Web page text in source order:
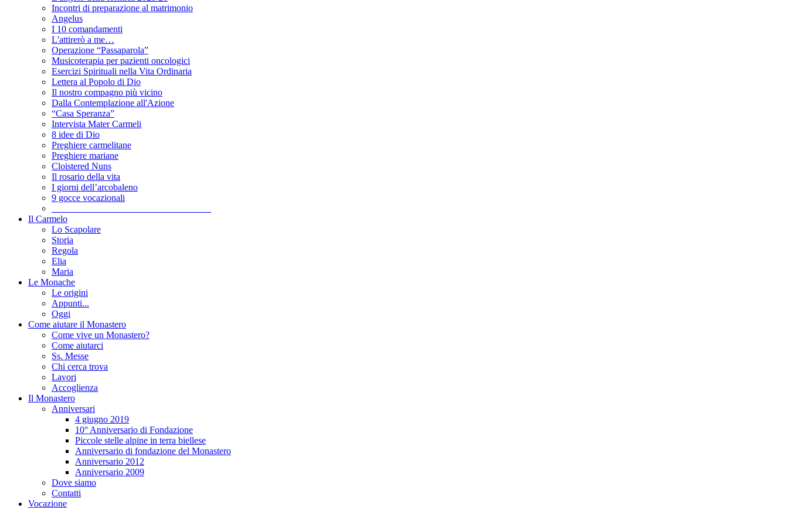
Incontri di preparazione al matrimonio
Angelus
I 10 comandamenti
L'attirerò a me…
Operazione “Passaparola”
Musicoterapia per pazienti oncologici
Esercizi Spirituali nella Vita Ordinaria
Lettera al Popolo di Dio
Il nostro compagno più vicino
Dalla Contemplazione all'Azione
“Casa Speranza”
Intervista Mater Carmeli
8 idee di Dio
Preghiere carmelitane
Preghiere mariane
Cloistered Nuns
Il rosario della vita
I giorni dell’arcobaleno
9 gocce vocazionali
Il Carmelo
Lo Scapolare
Storia
Regola
Elia
Maria
Le Monache
Le origini
Appunti...
Oggi
Come aiutare il Monastero
Come vive un Monastero?
Come aiutarci
Ss. Messe
Chi cerca trova
Lavori
Accoglienza
Il Monastero
Anniversari
4 giugno 2019
10° Anniversario di Fondazione
Piccole stelle alpine in terra biellese
Anniversario di fondazione del Monastero
Anniversario 2012
Anniversario 2009
Dove siamo
Contatti
Vocazione